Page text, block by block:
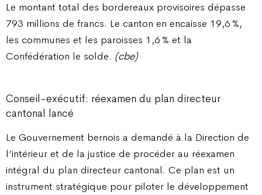
Le montant total des bordereaux provisoires dépasse
793 millions de francs. Le canton en encaisse 19,6 %,
les communes et les paroisses 1,6 % et la
Confédération le solde. (cbe)
Conseil-exécutif: réexamen du plan directeur
cantonal lancé
Le Gouvernement bernois a demandé à la Direction de
l’intérieur et de la justice de procéder au réexamen
intégral du plan directeur cantonal. Ce plan est un
instrument stratégique pour piloter le développement